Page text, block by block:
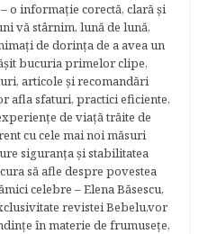
o informaţie corectă, clară şi
vă stârnim, lună de lună,
de dorinţa de a avea un
bucuria primelor clipe,
articole şi recomandări
afla sfaturi, practici eficiente,
de viaţă trăite de
cu cele mai noi măsuri
siguranţa şi stabilitatea
să afle despre povestea
celebre – Elena Băsescu,
revistei Bebelu,vor
în materie de frumuseţe,